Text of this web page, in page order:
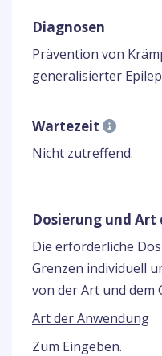
Diagnosen
Prävention von
generalisierter
Wartezeit
Nicht zutreffend.
Dosierung und
Die erforderliche
Grenzen individuell
von der Art und dem
Art der Anwendung
Zum Eingeben.